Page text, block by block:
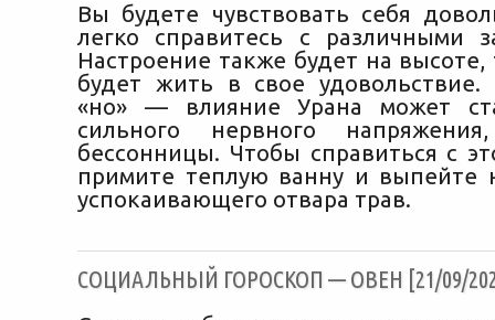
Вы будете чувствовать себя
легко справитесь с различными
Настроение также будет на
будет жить в свое удовольствие.
«но» — влияние Урана может
сильного нервного
бессонницы. Чтобы справиться с
примите теплую ванну и выпейте
успокаивающего отвара трав.
CОЦИАЛЬНЫЙ ГОРОСКОП — ОВЕН [21/09/